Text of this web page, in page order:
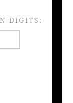
DIGITS: